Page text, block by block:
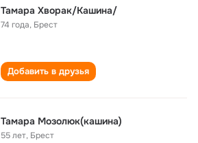
Тамара Хворак/Кашина/
74 года, Брест
Добавить в друзья
Тамара Мозолюк(кашина)
55 лет, Брест